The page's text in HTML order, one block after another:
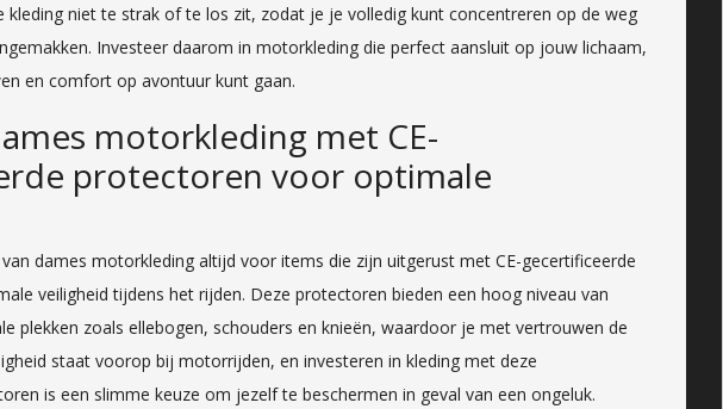
kleding niet te strak of te los zit, zodat je je volledig kunt concentreren op de weg
Investeer daarom in motorkleding die perfect aansluit op jouw lichaam,
en comfort op avontuur kunt gaan.
motorkleding met CE-
protectoren voor optimale
dames motorkleding altijd voor items die zijn uitgerust met CE-gecertificeerde
veiligheid tijdens het rijden. Deze protectoren bieden een hoog niveau van
plekken zoals ellebogen, schouders en knieën, waardoor je met vertrouwen de
staat voorop bij motorrijden, en investeren in kleding met deze
is een slimme keuze om jezelf te beschermen in geval van een ongeluk.